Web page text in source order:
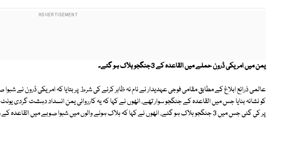
یمن میں امریکی ڈرون حملے میں القاعدہ کے 3جنگجو ہلاک ہو گئے۔
عالمی ذرائع ابلاغ کے مطابق مقامی فوجی عہدیدار نے نام نہ ظاہر کرنے کی شرط پر بتایا کہ امریکی ڈرون نے
کو نشانہ بنایا جس میں القاعدہ کے جنگجو سوار تھے، انھوں نے کہا کہ یہ کارروائی یمن انسداد دہشت گردی
پر کی گئی جس میں 3 جنگجو ہلاک ہو گئے، انھوں نے کہا کہ ہلاک ہونے والوں میں شبوا صوبے میں القاعدہ کے رہنما کا بھائی شامل ہے۔